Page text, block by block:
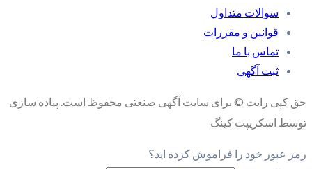
سوالات متداول
قوانین و مقررات
تماس با ما
ثبت آگهی
حق کپی رایت © برای سایت آگهی صنعتی محفوظ است. پیاده سازی
توسط اسکریپت کینگ
رمز عبور خود را فراموش کرده اید؟